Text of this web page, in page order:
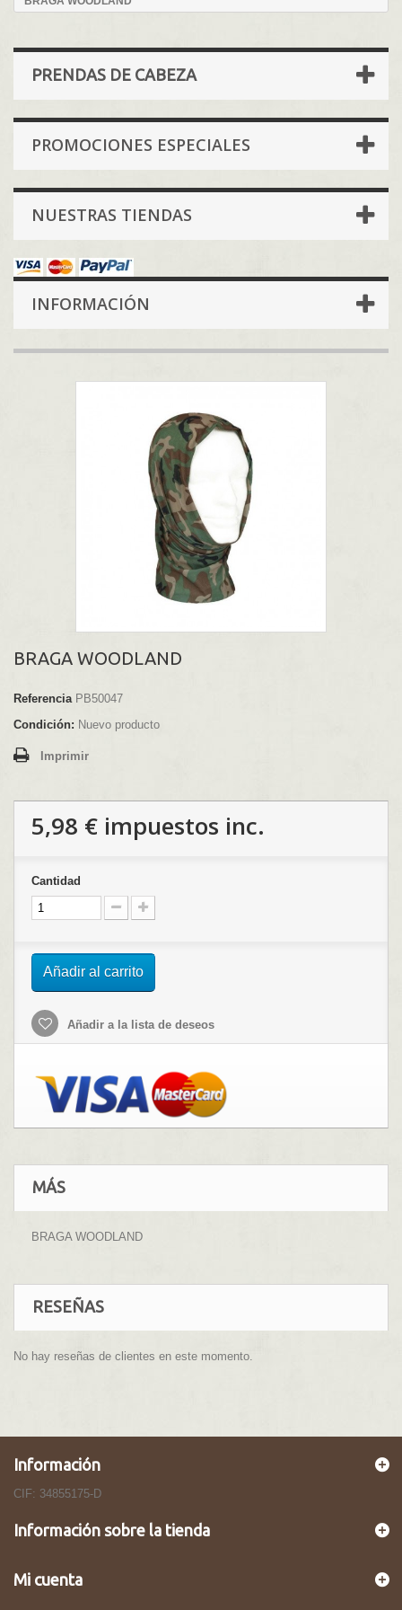
PRENDAS DE CABEZA
PROMOCIONES ESPECIALES
NUESTRAS TIENDAS
INFORMACIÓN
BRAGA WOODLAND
Referencia PB50047
Condición: Nuevo producto
Imprimir
5,98 € impuestos inc.
Cantidad
Añadir al carrito
Añadir a la lista de deseos
MÁS
BRAGA WOODLAND
RESEÑAS
No hay reseñas de clientes en este momento.
Información
CIF: 34855175-D
Información sobre la tienda
Mi cuenta